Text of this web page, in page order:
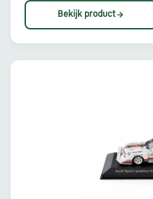
Bekijk product